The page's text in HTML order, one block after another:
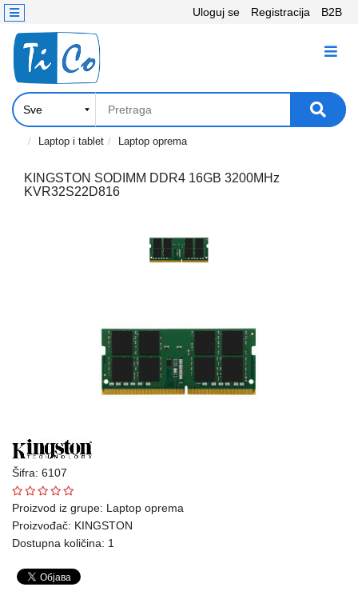
Uloguj se Registracija B2B
KATEGORIJE
Računari,
Komponente
Laptop
tablet
Telefoni
oprema
Mrežna
Kontakt
Laptop i tablet Laptop oprema
KINGSTON SODIMM DDR4 16GB 3200MHz
KVR32S22D816
Šifra: 6107
Proizvod iz grupe: Laptop oprema
Proizvođač: KINGSTON
Dostupna količina: 1